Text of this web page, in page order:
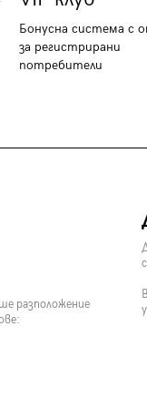
Бонусна система с
за регистрирани
потребители
разположение